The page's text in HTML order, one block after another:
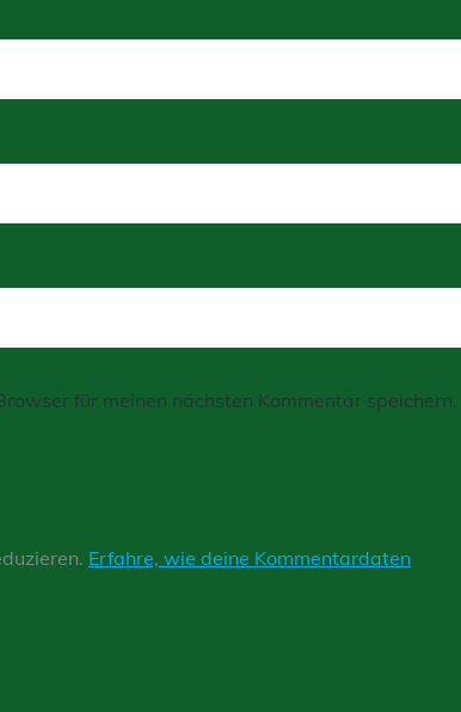
für meinen nächsten Kommentar speichern.
Erfahre, wie deine Kommentardaten